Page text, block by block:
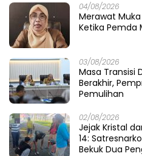
04/08/2026
Merawat
Ketika Pemda
03/08/2026
Masa Transisi
Berakhir,
Pemulihan
02/08/2026
Jejak Kristal
14:
Bekuk Dua